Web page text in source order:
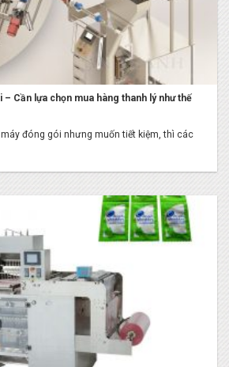
Cần lựa chọn mua hàng thanh lý như thế
đóng gói nhưng muốn tiết kiệm, thì các